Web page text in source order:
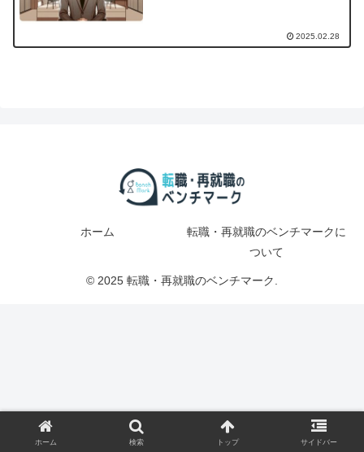
2025.02.28
ホーム
転職・再就職のベンチマークに
ついて
© 2025 転職・再就職のベンチマーク.
ホーム 検索 トップ サイドバー